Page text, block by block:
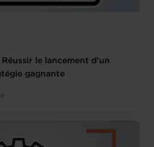
le lancement d’un
gagnante